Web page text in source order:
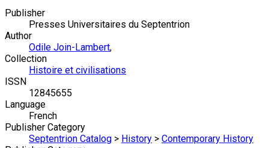
Publisher
Presses Universitaires du Septentrion
Author
Odile Join-Lambert,
Collection
Histoire et civilisations
ISSN
12845655
Language
French
Publisher Category
Septentrion Catalog > History > Contemporary History